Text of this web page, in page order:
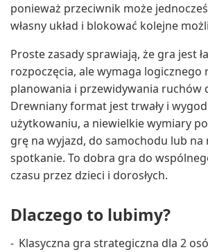
ponieważ przeciwnik może
własny układ i blokować kolejne
Proste zasady sprawiają, że gra jest
rozpoczęcia, ale wymaga logicznego
planowania i przewidywania ruchów
Drewniany format jest trwały i
użytkowaniu, a niewielkie wymiary
grę na wyjazd, do samochodu lub na
spotkanie. To dobra gra do
czasu przez dzieci i dorosłych.
Dlaczego to lubimy?
Klasyczna gra strategiczna dla 2